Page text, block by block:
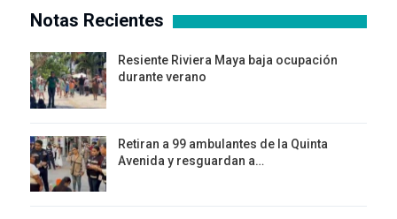
Notas Recientes
Resiente Riviera Maya baja ocupación
durante verano
Retiran a 99 ambulantes de la Quinta
Avenida y resguardan a…